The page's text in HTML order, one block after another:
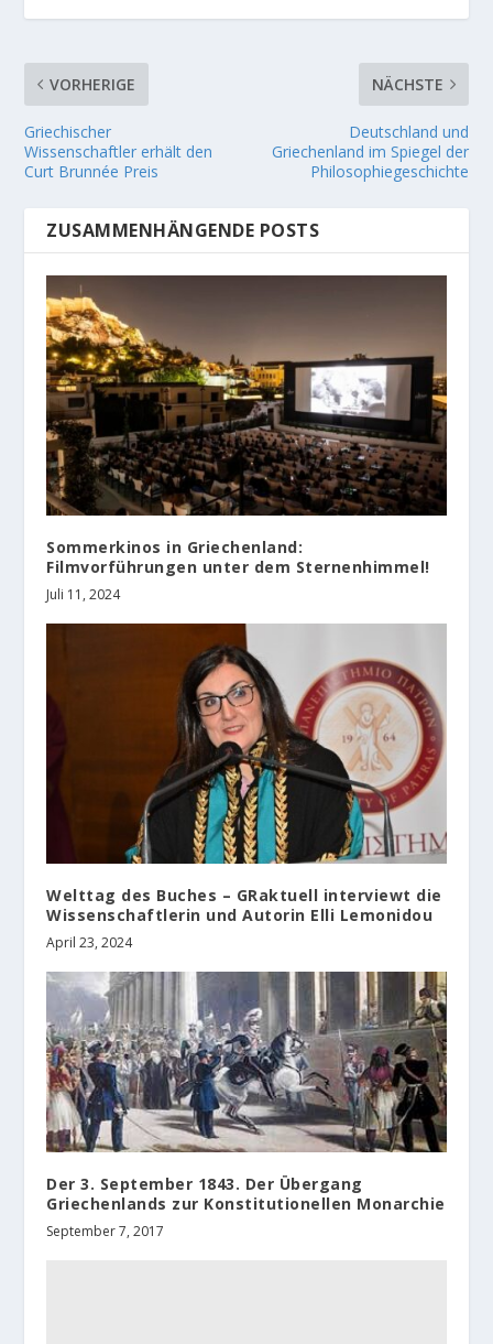
VORHERIGE
Griechischer
Wissenschaftler erhält den
Curt Brunnée Preis
NÄCHSTE
Deutschland und
Griechenland im Spiegel der
Philosophiegeschichte
ZUSAMMENHÄNGENDE POSTS
Sommerkinos in Griechenland:
Filmvorführungen unter dem Sternenhimmel!
Juli 11, 2024
Welttag des Buches – GRaktuell interviewt die
Wissenschaftlerin und Autorin Elli Lemonidou
April 23, 2024
Der 3. September 1843. Der Übergang
Griechenlands zur Konstitutionellen Monarchie
September 7, 2017